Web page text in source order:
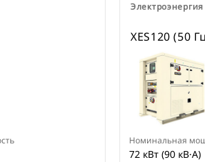
Электроэнергия
XES120 (50
Номинальная
72 кВт (90 кВ·А)